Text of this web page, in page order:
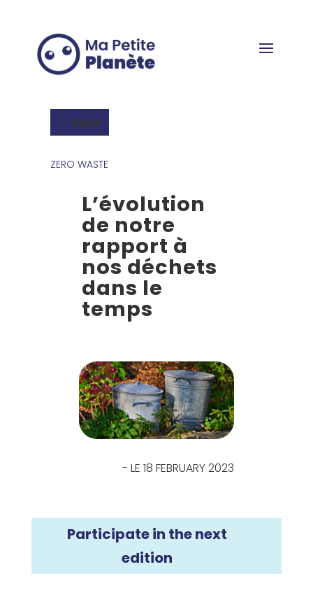
Back
ZERO WASTE
L’évolution
de notre
rapport à
nos déchets
dans le
temps
- LE 18 FEBRUARY 2023
Participate in the next
edition